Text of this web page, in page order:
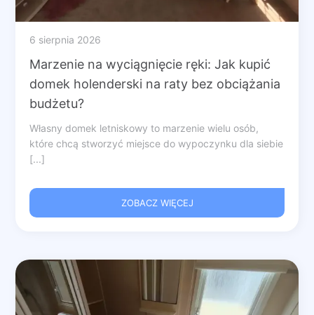
6 sierpnia 2026
Marzenie na wyciągnięcie ręki: Jak kupić
domek holenderski na raty bez obciążania
budżetu?
Własny domek letniskowy to marzenie wielu osób,
które chcą stworzyć miejsce do wypoczynku dla siebie
[...]
ZOBACZ WIĘCEJ